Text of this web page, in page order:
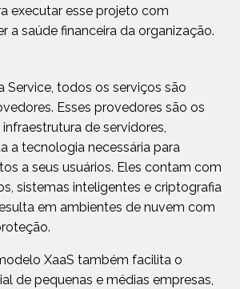
executar esse projeto com
a saúde financeira da organização.
Service, todos os serviços são
Esses provedores são os
de servidores,
a tecnologia necessária para
a seus usuários. Eles contam com
sistemas inteligentes e criptografia
em ambientes de nuvem com
XaaS também facilita o
de pequenas e médias empresas,